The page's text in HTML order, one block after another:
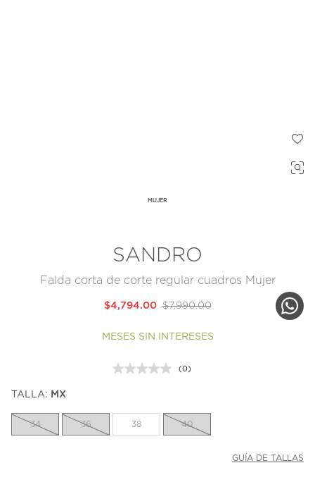
MUJER
SANDRO
Falda corta de corte regular cuadros Mujer
$7,990.00
$4,794.00
MESES SIN INTERESES
Sin
la
misma
(0)
TALLA: MX
34 36 38 40
GUÍA DE TALLAS